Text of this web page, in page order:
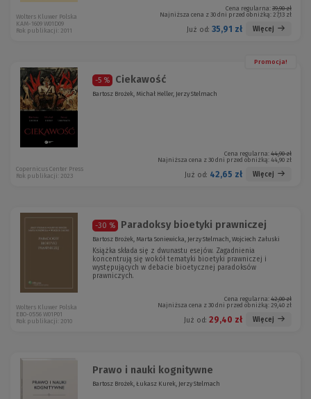
Cena regularna: 39,90 zł
Najniższa cena z 30 dni przed obniżką: 27,13 zł
Już od: 35,91 zł Więcej
Wolters Kluwer Polska
KAM-1609 W01D09
Rok publikacji: 2011
Promocja!
-5 % Ciekawość
Bartosz Brożek, Michał Heller, Jerzy Stelmach
Cena regularna: 44,90 zł
Najniższa cena z 30 dni przed obniżką: 44,90 zł
Już od: 42,65 zł Więcej
Copernicus Center Press
Rok publikacji: 2023
-30 % Paradoksy bioetyki prawniczej
Bartosz Brożek, Marta Soniewicka, Jerzy Stelmach, Wojciech Załuski
Książka składa się z dwunastu esejów. Zagadnienia
koncentrują się wokół tematyki bioetyki prawniczej i
występujących w debacie bioetycznej paradoksów
prawniczych.
Cena regularna: 42,00 zł
Najniższa cena z 30 dni przed obniżką: 29,40 zł
Już od: 29,40 zł Więcej
Wolters Kluwer Polska
EBO-0556 W01P01
Rok publikacji: 2010
Prawo i nauki kognitywne
Bartosz Brożek, Łukasz Kurek, Jerzy Stelmach